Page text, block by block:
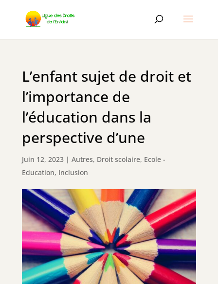
L’enfant sujet de droit et
l’importance de
l’éducation dans la
perspective d’une
Juin 12, 2023| Autres, Droit scolaire, Ecole -
Education, Inclusion